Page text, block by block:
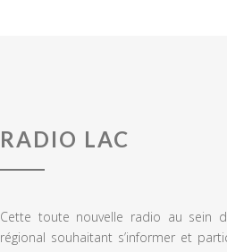
RADIO LAC
Cette toute nouvelle radio au sein
régional souhaitant s’informer et